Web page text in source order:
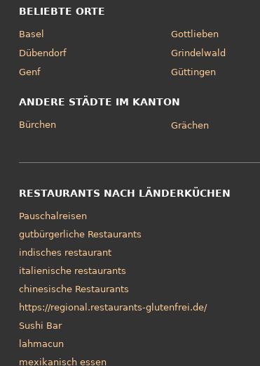
BELIEBTE ORTE
Basel
Dübendorf
Genf
Gottlieben
Grindelwald
Güttingen
ANDERE STÄDTE IM KANTON
Bürchen Grächen
RESTAURANTS NACH LÄNDERKÜCHEN
Pauschalreisen
gutbürgerliche Restaurants
indisches restaurant
italienische restaurants
chinesische Restaurants
https://regional.restaurants-glutenfrei.de/
Sushi Bar
lahmacun
mexikanisch essen